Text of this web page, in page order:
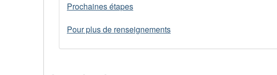
Prochaines étapes
Pour plus de renseignements